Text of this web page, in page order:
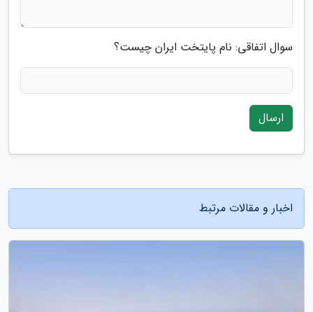
سوال اتفاقی: نام پایتخت ایران چیست؟
ارسال
اخبار و مقالات مرتبط